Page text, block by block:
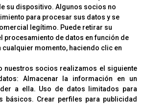
su dispositivo. Algunos socios no
para procesar sus datos y se
legítimo. Puede retirar su
procesamiento de datos en función de
cualquier momento, haciendo clic en
nuestros socios realizamos el siguiente
Almacenar la información en un
a ella. Uso de datos limitados para
básicos. Crear perfiles para publicidad